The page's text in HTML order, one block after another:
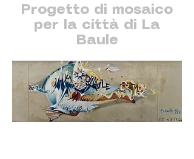
Progetto di mosaico
per la città di La
Baule